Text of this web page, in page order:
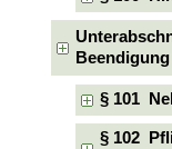
§ 101
§ 102